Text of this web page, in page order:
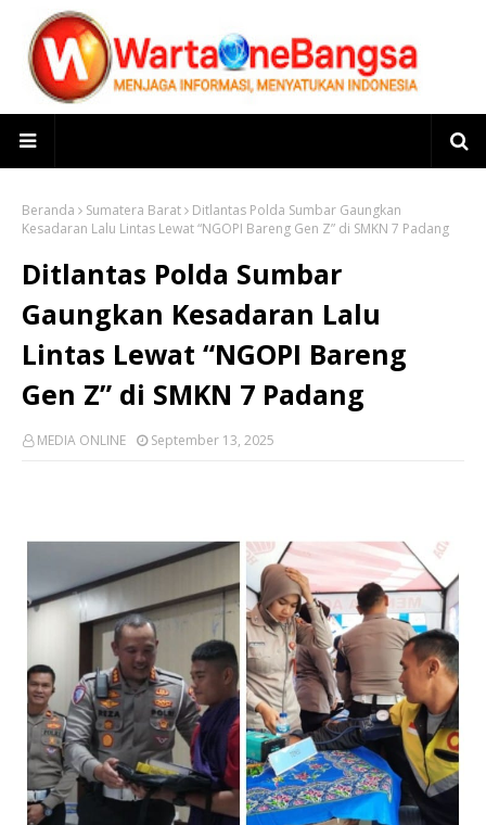
Beranda Sumatera Barat
Ditlantas Polda Sumbar Gaungkan
Kesadaran Lalu Lintas Lewat “NGOPI Bareng Gen Z” di SMKN 7 Padang
Ditlantas Polda Sumbar
Gaungkan Kesadaran Lalu
Lintas Lewat “NGOPI Bareng
Gen Z” di SMKN 7 Padang
MEDIA ONLINE September 13, 2025